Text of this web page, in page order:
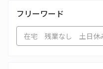
フリーワード